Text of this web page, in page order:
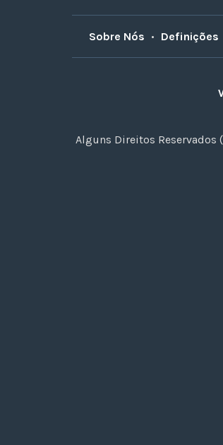
Sobre Nós • Definições
Alguns Direitos